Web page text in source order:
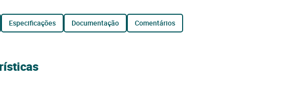
especificações documentação comentários